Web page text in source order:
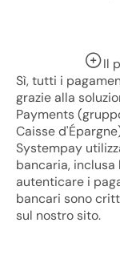
Il
Sì, tutti i
grazie alla
Payments
Caisse
Systempay
bancaria, inclusa
autenticare i
bancari sono
sul nostro sito.